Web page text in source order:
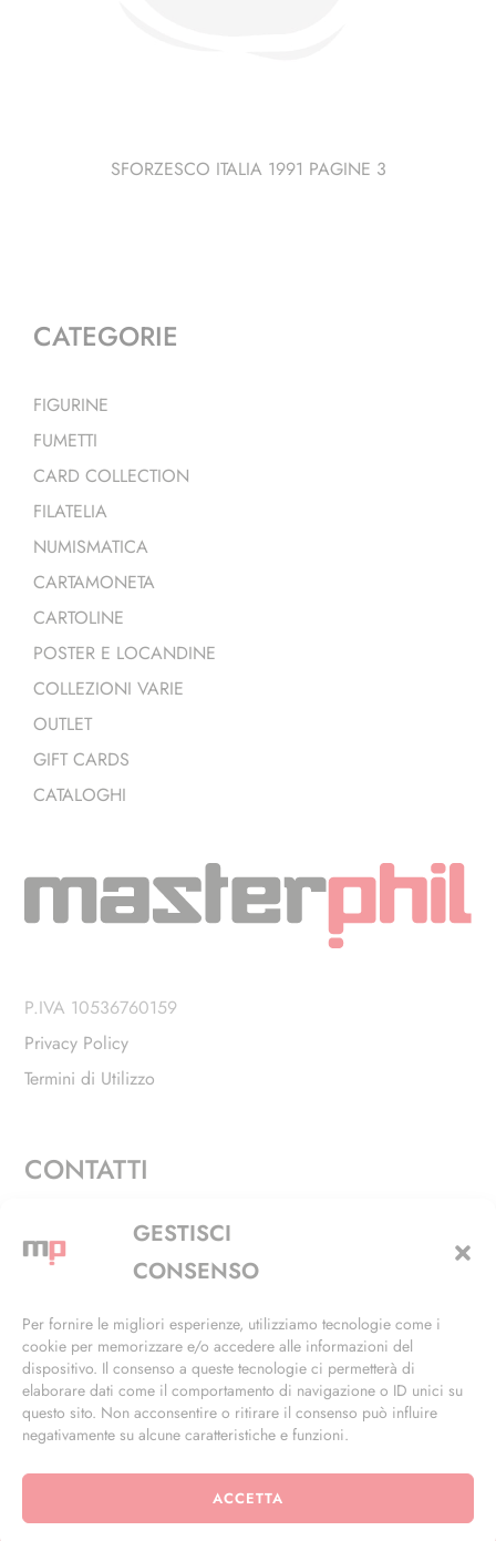
GESTISCI
CONSENSO
Per fornire le migliori esperienze, utilizziamo tecnologie come i
cookie per memorizzare e/o accedere alle informazioni del
dispositivo. Il consenso a queste tecnologie ci permetterà di
elaborare dati come il comportamento di navigazione o ID unici su
questo sito. Non acconsentire o ritirare il consenso può influire
negativamente su alcune caratteristiche e funzioni.
ACCETTA
SFORZESCO ITALIA 1991 PAGINE 3
CATEGORIE
FIGURINE
FUMETTI
CARD COLLECTION
FILATELIA
NUMISMATICA
CARTAMONETA
CARTOLINE
POSTER E LOCANDINE
COLLEZIONI VARIE
OUTLET
GIFT CARDS
CATALOGHI
P.IVA 10536760159
Privacy Policy
Termini di Utilizzo
CONTATTI
Via Alfieri, 27 - Trezzano Sul Naviglio (MI)
+39 02 4846 3155
info@masterphil.it